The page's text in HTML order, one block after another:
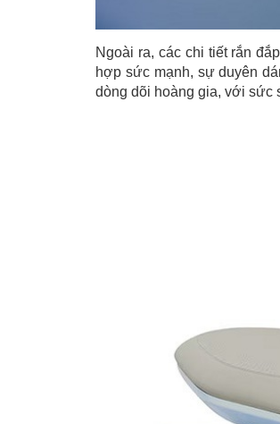
Ngoài ra, các chi tiết rắn
hợp sức mạnh, sự duyên
dòng dõi hoàng gia, với sức